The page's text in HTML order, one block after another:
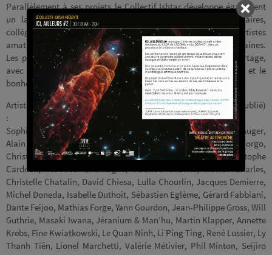
Parallèlement à ses projets le Collectif Ishtar développe également
un large panel d’actions culturelles en direction des scolaires,
collèges et lycées. Des ateliers sont organisés en direction des artistes
amateurs pour partager leur passion des pratiques contemporaines.
Les projets sont construits dans la plus grande notion de partage,
avec ce que chacun est, dans le plus grand respect, l’écoute et le
bonheur de la différence.
Artistes invités depuis 1993 (pardon pour ceux que l’on aurait oublié)
:
Sophie Agnel, Martine Altenburger, David Audinet, Christophe Auger,
Alain Basso, Philippe Berger, Frédéric Blondy, Emilie Borgo,
Christine Burgos, Etienne Caire, Jean-Christophe Camps, Christophe
Cardoën, Mathieu Chamagne, Fabrice Charles, Xavier Charles,
Christelle Chatalin, David Chiesa, Lulla Chourlin, Jacques Demierre,
Michel Doneda, Isabelle Duthoit, Sébastien Eglème, Gérard Fabbiani,
Dante Feijoo, Mathias Forge, Yann Gourdon, Jean-Philippe Gross, Will
Guthrie, Masaki Iwana, Jéranium & Man’hu, Martin Klapper, Annette
Krebs, Fine Kwiatkowski, Le Quan Ninh, Li Ping Ting, René Lussier, Ly
Thanh Tiên, Lionel Marchetti, Valérie Métivier, Phil Minton, Seijiro